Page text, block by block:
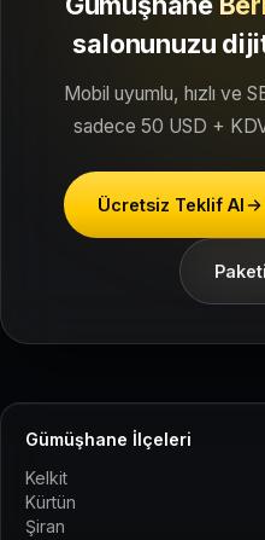
salonunuzu
Mobil uyumlu, hızlı ve
sadece 50 USD +
Ücretsiz Teklif Al
Gümüşhane İlçeleri
Kelkit
Kürtün
Şiran